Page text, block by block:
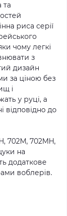
та
риса серії
чому легкі
з
дизайн
за ціною без
і
у руці, а
відповідно до
702M, 702MH,
на
додаткове
воблерів.